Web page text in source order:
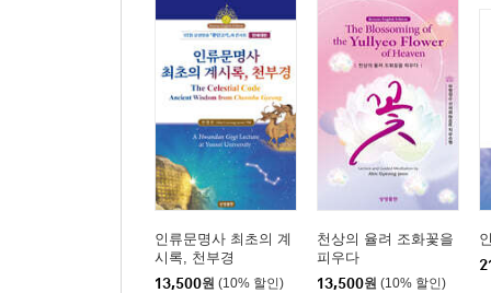
· 2세 부루扶婁단군............................................ 101
· 3세 가륵嘉勒단군............................................ 103
· 4세 오사구烏斯丘단군...................................... 103
· 5세 구을丘乙단군 ........................................... 105
· 11세 도해道奚단군.......................................... 105
· 13세 흘달屹達단군.......................................... 106
· 15세 대음代音단군 ......................................... 109
· 21세 소태蘇台단군.......................................... 112
· 22세 색불루索弗婁단군: 제2왕조 시대 개막 ........
인류문명사 최초의 계
시록, 천부경
13,500원 (10% 할인)
천상의 율려 조화꽃을
피우다
13,500원 (10% 할인)